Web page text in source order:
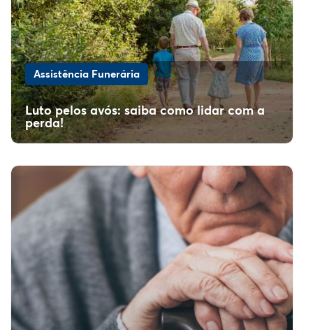
Assistência Funerária
Luto pelos avós: saiba como lidar com a
perda!